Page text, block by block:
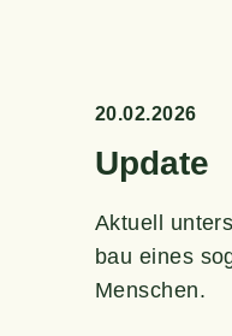
20.02.2026
Update
Aktu­ell
bau eines
Menschen.